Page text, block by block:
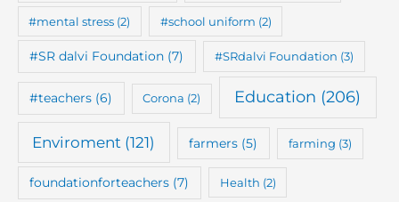
#mental stress (2) #school uniform (2)
#SR dalvi Foundation (7) #SRdalvi Foundation (3)
#teachers (6) Corona (2) Education (206)
Enviroment (121) farmers (5) farming (3)
foundationforteachers (7) Health (2)